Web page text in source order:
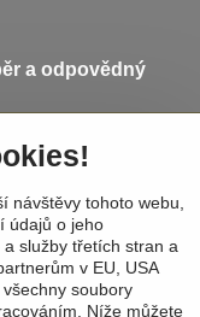
a odpovědný
návštěvy tohoto webu,
údajů o jeho
služby třetích stran a
v EU, USA
soubory
Níže můžete